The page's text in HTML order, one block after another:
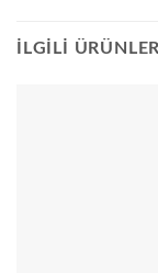
İLGILI ÜRÜNLER